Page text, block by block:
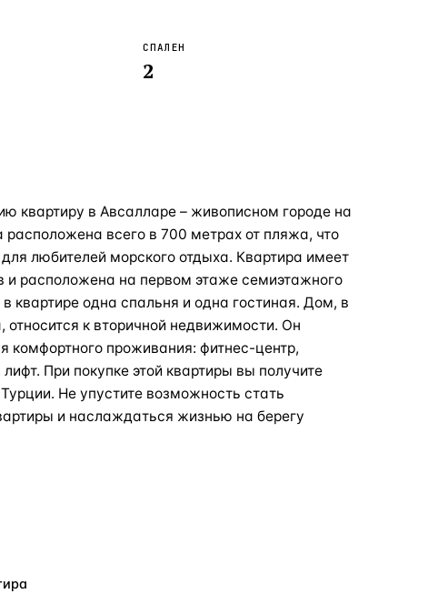
СПАЛЕН
2
квартиру в Авсалларе – живописном городе на
всего в 700 метрах от пляжа, что
любителей морского отдыха. Квартира имеет
расположена на первом этаже семиэтажного
квартире одна спальня и одна гостиная. Дом, в
к вторичной недвижимости. Он
проживания: фитнес-центр,
При покупке этой квартиры вы получите
Не упустите возможность стать
и наслаждаться жизнью на берегу